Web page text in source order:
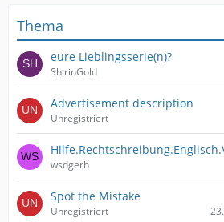
Thema
eure Lieblingsserie(n)?
ShirinGold
Advertisement description
Unregistriert
wsdgerh
Spot the Mistake
Unregistriert